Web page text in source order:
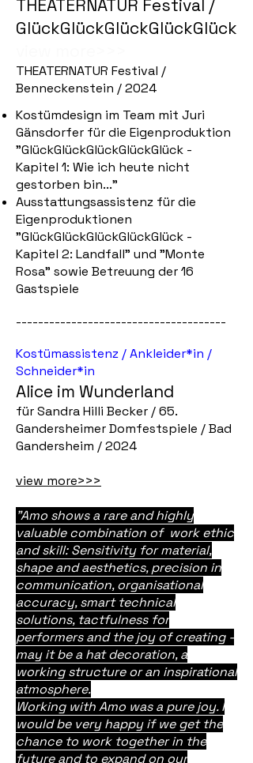
THEATERNATUR Festival /
GlückGlückGlückGlückGlück
THEATERNATUR Festival /
Benneckenstein / 2024
Kostümdesign im Team mit Juri
Gänsdorfer für die Eigenproduktion
"GlückGlückGlückGlückGlück -
Kapitel 1: Wie ich heute nicht
gestorben bin..."
Ausstattungsassistenz für die
Eigenproduktionen
"GlückGlückGlückGlückGlück -
Kapitel 2: Landfall" und "Monte
Rosa" sowie Betreuung der 16
Gastspiele
--------------------------------------
Kostümassistenz / Ankleider*in /
Schneider*in
Alice im Wunderland
für Sandra Hilli Becker / 65.
Gandersheimer Domfestspiele / Bad
Gandersheim / 2024
view more>>>
"Amo shows a rare and highly
valuable combination of work ethic
and skill: Sensitivity for material,
shape and aesthetics, precision in
communication, organisational
accuracy, smart technical
solutions, tactfulness for
performers and the joy of creating -
may it be a hat decoration, a
working structure or an inspirational
atmosphere.
Working with Amo was a pure joy. I
would be very happy if we get the
chance to work together in the
future and to expand on our